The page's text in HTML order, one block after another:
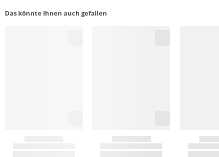
Das könnte Ihnen auch gefallen